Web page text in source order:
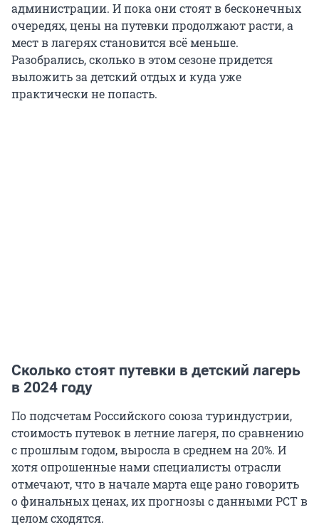
администрации. И пока они стоят в бесконечных
очередях, цены на путевки продолжают расти, а
мест в лагерях становится всё меньше.
Разобрались, сколько в этом сезоне придется
выложить за детский отдых и куда уже
практически не попасть.
Сколько стоят путевки в детский лагерь
в 2024 году
По подсчетам Российского союза туриндустрии,
стоимость путевок в летние лагеря, по сравнению
с прошлым годом, выросла в среднем на 20%. И
хотя опрошенные нами специалисты отрасли
отмечают, что в начале марта еще рано говорить
о финальных ценах, их прогнозы с данными РСТ в
целом сходятся.